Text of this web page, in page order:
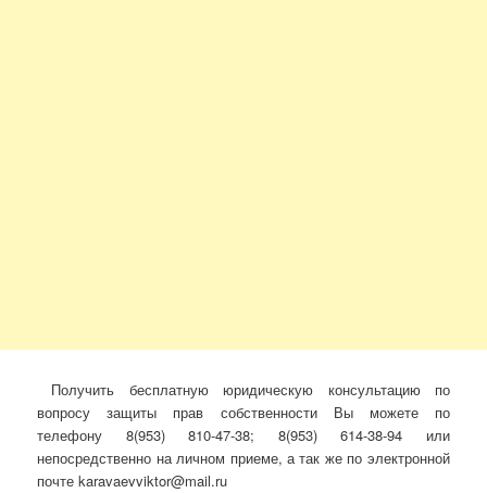
Получить бесплатную юридическую консультацию по
вопросу защиты прав собственности Вы можете по
телефону 8(953) 810-47-38; 8(953) 614-38-94 или
непосредственно на личном приеме, а так же по электронной
почте karavaevviktor@mail.ru